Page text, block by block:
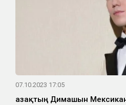
07.10.2023 17:05
Қазақтың Димашын